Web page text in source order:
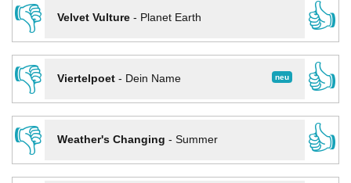
👎
Velvet Vulture- Planet Earth
👍
👎
neu
Viertelpoet- Dein Name
👍
👎
Weather's Changing - Summer
👍